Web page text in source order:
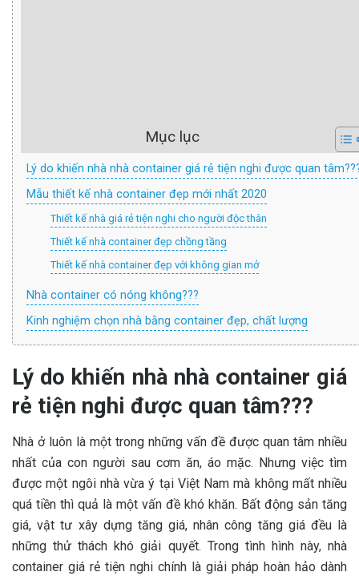
Mục lục
Lý do khiến nhà nhà container giá rẻ tiện nghi được quan
Mẫu thiết kế nhà container đẹp mới nhất 2020
Thiết kế nhà giá rẻ tiện nghi cho người độc thân
Thiết kế nhà container đẹp chồng tầng
Thiết kế nhà container đẹp với không gian mở
Nhà container có nóng không???
Kinh nghiệm chọn nhà bằng container đẹp, chất lượng
Lý do khiến nhà nhà container giá
rẻ tiện nghi được quan tâm???
Nhà ở luôn là một trong những vấn đề được quan tâm nhiều
nhất của con người sau cơm ăn, áo mặc. Nhưng việc tìm
được một ngôi nhà vừa ý tại Việt Nam mà không mất nhiều
quá tiền thì quả là một vấn đề khó khăn. Bất động sản tăng
giá, vật tư xây dựng tăng giá, nhân công tăng giá đều là
những thử thách khó giải quyết. Trong tình hình này, nhà
container giá rẻ tiện nghi chính là giải pháp hoàn hảo dành